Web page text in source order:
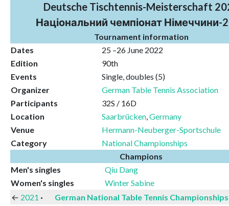
Deutsche Tischtennis-Meisterschaft
Національний чемпіонат Німеччини-
Tournament information
Dates
25 –26 June 2022
Edition
90th
Events
Single, doubles (5)
Organizer
German Table Tennis Association
Participants
32S / 16D
Location
Saarbrücken,Germany
Venue
Hermann-Neuberger-Sportschule
Category
National Championships
Champions
Men's singles
Qiu Dang
Women's singles
Winter Sabine
← 2021 · German National Table Tennis Championships